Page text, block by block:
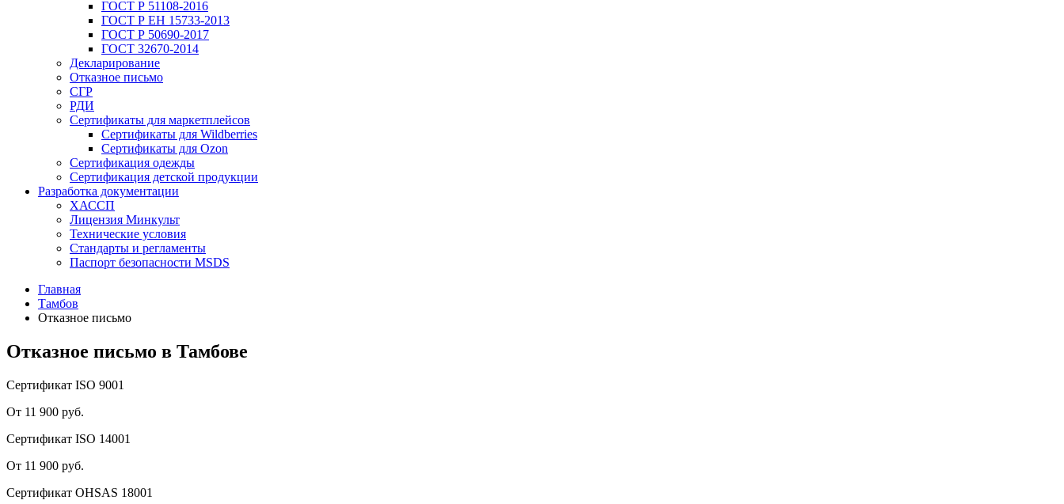
ГОСТ Р 51108-2016
ГОСТ Р ЕН 15733-2013
ГОСТ Р 50690-2017
ГОСТ 32670-2014
Декларирование
Отказное письмо
СГР
РДИ
Сертификаты для маркетплейсов
Сертификаты для Wildberries
Сертификаты для Ozon
Сертификация одежды
Сертификация детской продукции
Разработка документации
ХАССП
Лицензия Минкульт
Технические условия
Стандарты и регламенты
Паспорт безопасности MSDS
Главная
Тамбов
Отказное письмо
Отказное письмо в Тамбове
Сертификат ISO 9001
От 11 900 руб.
Сертификат ISO 14001
От 11 900 руб.
Сертификат OHSAS 18001